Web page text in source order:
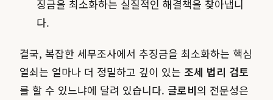
징금을 최소화하는 실질적인 해결책을 찾아냅니
다.
결국, 복잡한 세무조사에서 추징금을 최소화하는 핵심
열쇠는 얼마나 더 정밀하고 깊이 있는 조세 법리 검토
를 할 수 있느냐에 달려 있습니다. 글로비의 전문성은